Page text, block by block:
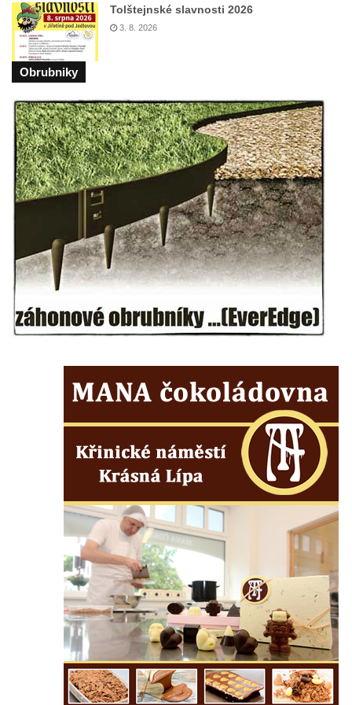
Socha divokého prasete před vstupem do
ZOO Dresden
Socha světce severně od Lužce nad
Vltavou
Pamětní kámen revitalizace Vltavy Vraňany
– Hořín u Lužce nad Vltavou
Strom svobody a památník 100 let republiky
a 30. výročí listopadu 1989 v Hrobčicích
Boží muka v parku před domem čp. 17 v
Hrobčicích
Sochy „Klaun a dívenka“ v parku v centru
Hrobčic
Socha svatého Antonína poustevníka v
Mirošovicích
Socha vodníka u požární nádrže v
Mirošovicích
Socha býka před areálem firmy 2JCP v
Račicích
Pamětní kámen vodního díla Josefův Důl
Socha svatého Floriána na domě čp. 3 v
Oparnu
Socha svaté Anny u domu čp. 3 v Oparnu
Lavička Václava Havla v Pardubicích
Lavička Václava Havla v Novém Boru
Lavička Václava Havla v Krásné Lípě
Upoutávka JduHřebenovkou u parkoviště
na Mezní Louce
Kamenný obelisk na vyhlídce u Pravčické
brány
Tolštejnské slavnosti 2026
3. 8. 2026
Obrubniky